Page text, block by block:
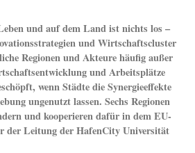
und auf dem Land ist nichts los –
und Wirtschaftscluster
Regionen und Akteure häufig außer
und Arbeitsplätze
wenn Städte die Synergieeffekte
ungenutzt lassen. Sechs Regionen
und kooperieren dafür in dem EU-
der Leitung der HafenCity Universität